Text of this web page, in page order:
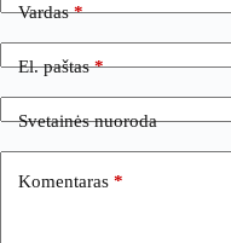
Vardas*
El. paštas*
Svetainės nuoroda
Komentaras *